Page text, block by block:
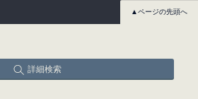
▲ページの先頭へ
詳細検索